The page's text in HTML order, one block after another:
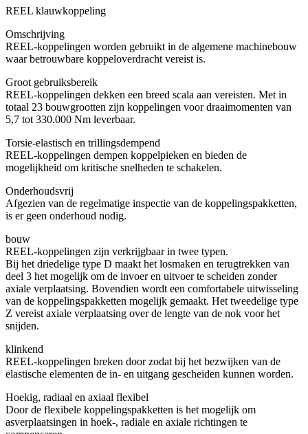
REEL klauwkoppeling
Omschrijving
REEL-koppelingen worden gebruikt in de algemene machinebouw
waar betrouwbare koppeloverdracht vereist is.
Groot gebruiksbereik
REEL-koppelingen dekken een breed scala aan vereisten. Met in
totaal 23 bouwgrootten zijn koppelingen voor draaimomenten van
5,7 tot 330.000 Nm leverbaar.
Torsie-elastisch en trillingsdempend
REEL-koppelingen dempen koppelpieken en bieden de
mogelijkheid om kritische snelheden te schakelen.
Onderhoudsvrij
Afgezien van de regelmatige inspectie van de koppelingspakketten,
is er geen onderhoud nodig.
bouw
REEL-koppelingen zijn verkrijgbaar in twee typen.
Bij het driedelige type D maakt het losmaken en terugtrekken van
deel 3 het mogelijk om de invoer en uitvoer te scheiden zonder
axiale verplaatsing. Bovendien wordt een comfortabele uitwisseling
van de koppelingspakketten mogelijk gemaakt. Het tweedelige type
Z vereist axiale verplaatsing over de lengte van de nok voor het
snijden.
klinkend
REEL-koppelingen breken door zodat bij het bezwijken van de
elastische elementen de in- en uitgang gescheiden kunnen worden.
Hoekig, radiaal en axiaal flexibel
Door de flexibele koppelingspakketten is het mogelijk om
asverplaatsingen in hoek-, radiale en axiale richtingen te